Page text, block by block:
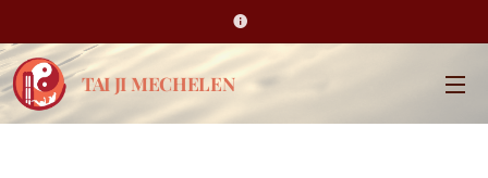
TAI JI MECHELEN